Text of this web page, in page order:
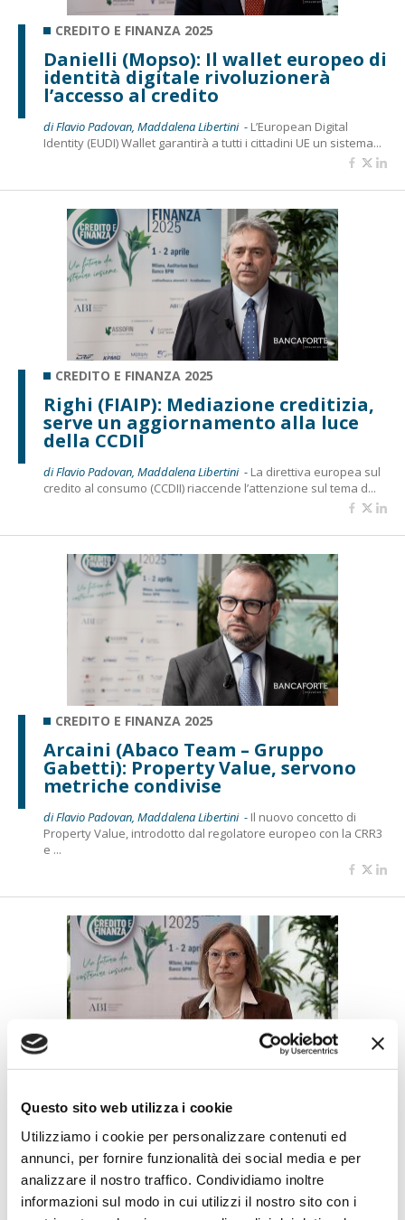
Questo sito web utilizza i cookie
Utilizziamo i cookie per personalizzare contenuti ed
annunci, per fornire funzionalità dei social media e per
analizzare il nostro traffico. Condividiamo inoltre
informazioni sul modo in cui utilizzi il nostro sito con i
CREDITO E FINANZA 2025
Danielli (Mopso): Il wallet europeo di
identità digitale rivoluzionerà
l’accesso al credito
di Flavio Padovan, Maddalena Libertini - L’European Digital
Identity (EUDI) Wallet garantirà a tutti i cittadini UE un sistema...
CREDITO E FINANZA 2025
Righi (FIAIP): Mediazione creditizia,
serve un aggiornamento alla luce
della CCDII
di Flavio Padovan, Maddalena Libertini - La direttiva europea sul
credito al consumo (CCDII) riaccende l’attenzione sul tema d...
CREDITO E FINANZA 2025
Arcaini (Abaco Team – Gruppo
Gabetti): Property Value, servono
metriche condivise
di Flavio Padovan, Maddalena Libertini - Il nuovo concetto di
Property Value, introdotto dal regolatore europeo con la CRR3
e ...
Garbella (Prometeia):
Cartolarizzazione, leva per il credito
delle filiere
di Flavio Padovan, Maddalena Libertini -Il futuro delle filiere
produttive italiane sarà segnato da spinte contrapposte. Ne
è...